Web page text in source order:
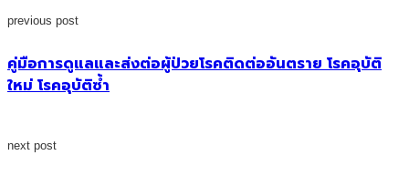
previous post
คู่มือการดูแลและส่งต่อผู้ป่วยโรคติดต่ออันตราย โรคอุบัติ
ใหม่ โรคอุบัติซ้ำ
next post